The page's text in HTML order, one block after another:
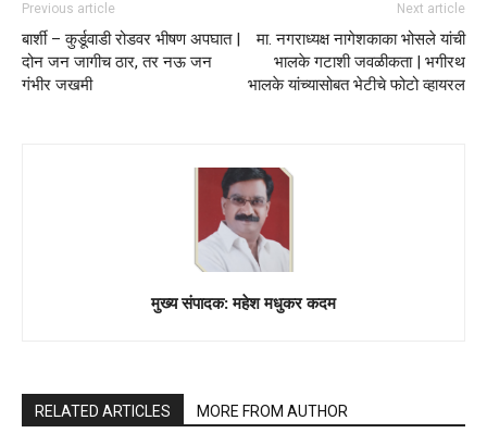
Previous article
बार्शी – कुर्डूवाडी रोडवर भीषण अपघात |
दोन जन जागीच ठार, तर नऊ जन
गंभीर जखमी
Next article
मा. नगराध्यक्ष नागेशकाका भोसले यांची
भालके गटाशी जवळीकता | भगीरथ
भालके यांच्यासोबत भेटीचे फोटो व्हायरल
मुख्य संपादक: महेश मधुकर कदम
RELATED ARTICLES MORE FROM AUTHOR